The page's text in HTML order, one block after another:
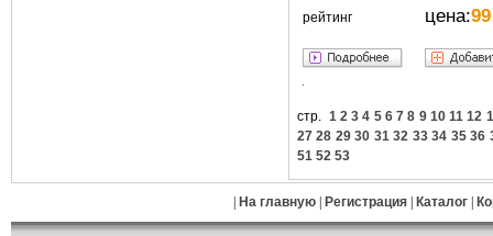
рейтинг цена:99
стр. 1 2 3 4 5 6 7 8 9 10 11 12
27 28 29 30 31 32 33 34 35 36
51 52 53
На главную| Регистрация| Каталог|